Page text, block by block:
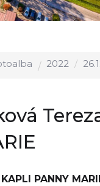
2022 26.12.2022
PANNY